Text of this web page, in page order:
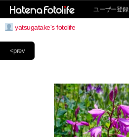
ユーザー登録
yatsugatake's fotolife
<prev